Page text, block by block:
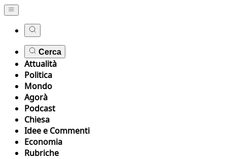
Cerca
Attualità
Politica
Mondo
Agorà
Podcast
Chiesa
Idee e Commenti
Economia
Rubriche